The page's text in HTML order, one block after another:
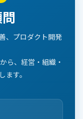
、プロダクト開発
ら、経営・組織・
す。